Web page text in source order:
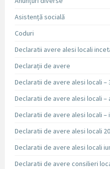
Asistență socială
Coduri
Declaratii avere alesi locali
Declarații de avere
Declaratii de avere alesi locali –
Declaratii de avere alesi locali –
Declaratii de avere alesi locali –
Declaratii de avere alesi locali
Declaratii de avere alesi locali
Declaratii de avere consilieri